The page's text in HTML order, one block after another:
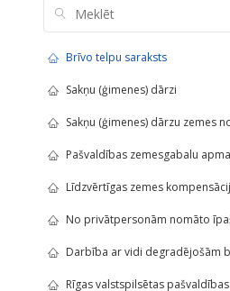
Brīvo telpu saraksts
Sakņu (ģimenes) dārzi
Sakņu (ģimenes) dārzu zemes
Pašvaldības zemesgabalu
Līdzvērtīgas zemes
No privātpersonām nomāto
Darbība ar vidi degradējošām
Rīgas valstspilsētas